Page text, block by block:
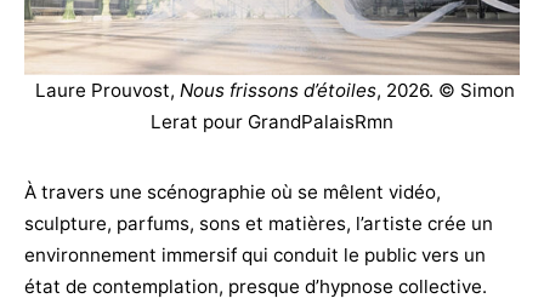
Laure Prouvost, Nous frissons d’étoiles, 2026. © Simon
Lerat pour GrandPalaisRmn
À travers une scénographie où se mêlent vidéo,
sculpture, parfums, sons et matières, l’artiste crée un
environnement immersif qui conduit le public vers un
état de contemplation, presque d’hypnose collective.